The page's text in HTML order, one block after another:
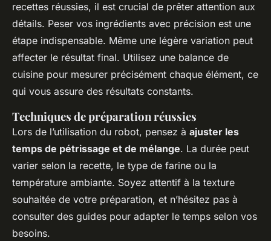
recettes réussies, il est crucial de prêter attention aux
détails. Peser vos ingrédients avec précision est une
étape indispensable. Même une légère variation peut
affecter le résultat final. Utilisez une balance de
cuisine pour mesurer précisément chaque élément, ce
qui vous assure des résultats constants.
Techniques de préparation réussies
Lors de l’utilisation du robot, pensez à ajuster les
temps de pétrissage et de mélange. La durée peut
varier selon la recette, le type de farine ou la
température ambiante. Soyez attentif à la texture
souhaitée de votre préparation, et n’hésitez pas à
consulter des guides pour adapter le temps selon vos
besoins.